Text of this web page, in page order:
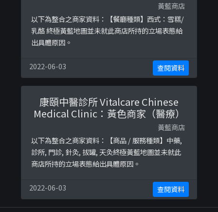
黃藍商店
以下為整合之商家資料：【餐廳種類】西式：雪糕/
乳酪 終極黃藍地圖並未就此商店所持的立場表態給
出具體原因。
2022-06-03 查閱資料
康頤中醫診所 Vitalcare Chinese
Medical Clinic：黃色商家（醫療）
黃藍商店
以下為整合之商家資料：【商品 / 服務種類】中藥,
診所, 門診, 針灸, 拔罐, 天灸終極黃藍地圖並未就此
商店所持的立場表態給出具體原因。
2022-06-03 查閱資料